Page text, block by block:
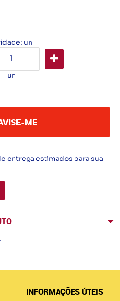
un
un
ME
entrega estimados para sua
INFORMAÇÕES ÚTEIS